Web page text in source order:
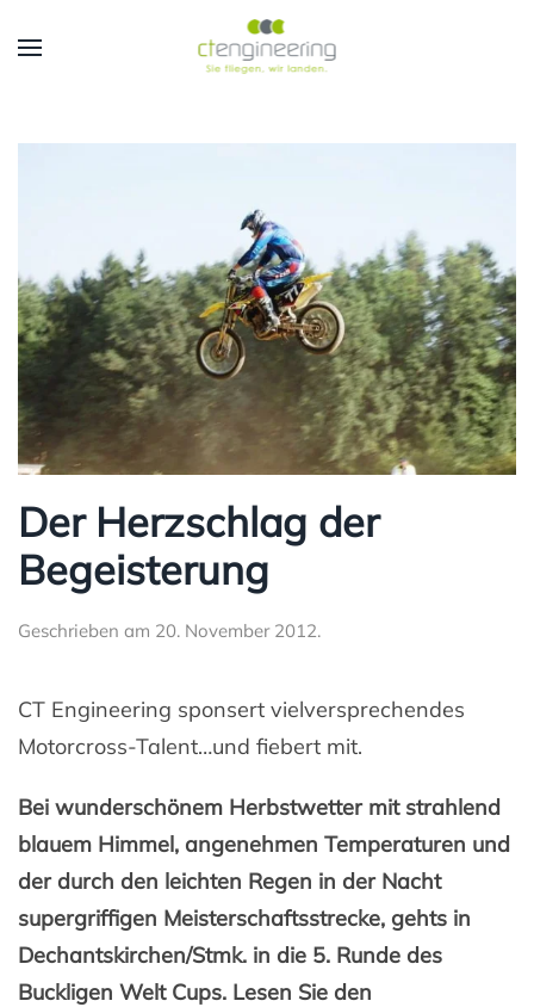
Skip to main content
Der Herzschlag der
Begeisterung
Geschrieben am 20. November 2012.
CT Engineering sponsert vielversprechendes
Motorcross-Talent…und fiebert mit.
Bei wunderschönem Herbstwetter mit strahlend
blauem Himmel, angenehmen Temperaturen und
der durch den leichten Regen in der Nacht
supergriffigen Meisterschaftsstrecke, gehts in
Dechantskirchen/Stmk. in die 5. Runde des
Buckligen Welt Cups. Lesen Sie den